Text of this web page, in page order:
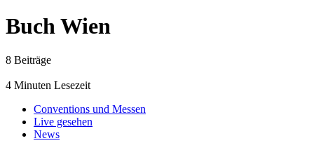
Buch Wien
8 Beiträge
4 Minuten Lesezeit
Conventions und Messen
Live gesehen
News